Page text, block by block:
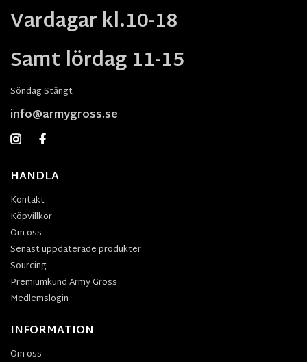
Vardagar kl.10-18
Samt lördag 11-15
Söndag Stängt
info@armygross.se
HANDLA
Kontakt
Köpvillkor
Om oss
Senast uppdaterade produkter
Sourcing
Premiumkund Army Gross
Medlemslogin
INFORMATION
Om oss